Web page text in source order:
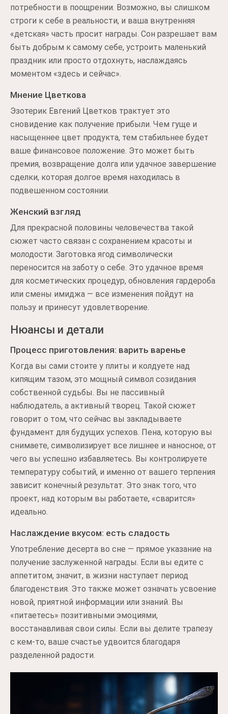
потребности в поощрении. Возможно, вы слишком
строги к себе в реальности, и ваша внутренняя
«детская» часть просит награды. Сон разрешает вам
быть добрым к самому себе, устроить маленький
праздник или просто отдохнуть, наслаждаясь
моментом «здесь и сейчас».
Мнение Цветкова
Эзотерик Евгений Цветков трактует это
сновидение как получение прибыли. Чем гуще и
насыщеннее цвет продукта, тем стабильнее будет
ваше финансовое положение. Это может быть
премия, возвращение долга или удачное завершение
сделки, которая долгое время находилась в
подвешенном состоянии.
Женский взгляд
Для прекрасной половины человечества такой
сюжет часто связан с сохранением красоты и
молодости. Заготовка ягод символически
переносится на заботу о себе. Это удачное время
для косметических процедур, обновления гардероба
или смены имиджа — все изменения пойдут на
пользу и принесут удовлетворение.
Нюансы и детали
Процесс приготовления: варить варенье
Когда вы сами стоите у плиты и колдуете над
кипящим тазом, это мощный символ созидания
собственной судьбы. Вы не пассивный
наблюдатель, а активный творец. Такой сюжет
говорит о том, что сейчас вы закладываете
фундамент для будущих успехов. Пена, которую вы
снимаете, символизирует все лишнее и наносное, от
чего вы успешно избавляетесь. Вы контролируете
температуру событий, и именно от вашего терпения
зависит конечный результат. Это знак того, что
проект, над которым вы работаете, «сварится»
идеально.
Наслаждение вкусом: есть сладость
Употребление десерта во сне — прямое указание на
получение заслуженной награды. Если вы едите с
аппетитом, значит, в жизни наступает период
благоденствия. Это также может означать усвоение
новой, приятной информации или знаний. Вы
«питаетесь» позитивными эмоциями,
восстанавливая свои силы. Если вы делите трапезу
с кем-то, ваше счастье удвоится благодаря
разделенной радости.